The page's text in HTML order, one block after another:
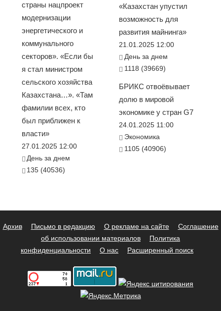
страны нацпроект
модернизации
энергетического и
коммунального
секторов». «Если бы
я стал министром
сельского хозяйства
Казахстана…». «Там
фамилии всех, кто
был приближен к
власти»
27.01.2025 12:00
День за днем
135 (40536)
«Казахстан упустил
возможность для
развития майнинга»
21.01.2025 12:00
День за днем
1118 (39669)
БРИКС отвоёвывает
долю в мировой
экономике у стран G7
24.01.2025 11:00
Экономика
1105 (40906)
Архив Письмо в редакцию О рекламе на сайте
Соглашение
об использовании материалов
Политика
конфиденциальности
О нас Расширенный поиск